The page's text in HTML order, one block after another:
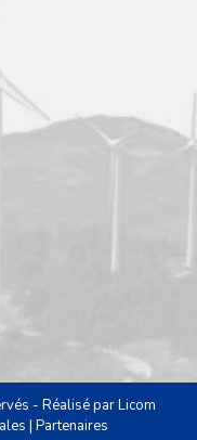
- Réalisé parLicom
| Partenaires